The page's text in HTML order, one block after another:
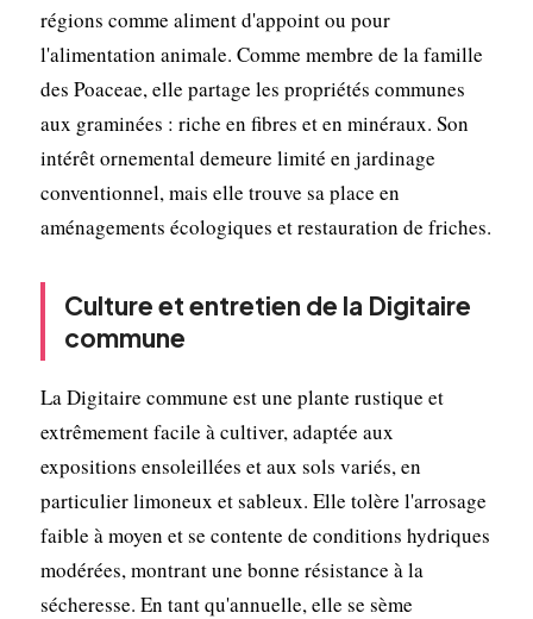
régions comme aliment d'appoint ou pour
l'alimentation animale. Comme membre de la famille
des Poaceae, elle partage les propriétés communes
aux graminées : riche en fibres et en minéraux. Son
intérêt ornemental demeure limité en jardinage
conventionnel, mais elle trouve sa place en
aménagements écologiques et restauration de friches.
Culture et entretien de la Digitaire
commune
La Digitaire commune est une plante rustique et
extrêmement facile à cultiver, adaptée aux
expositions ensoleillées et aux sols variés, en
particulier limoneux et sableux. Elle tolère l'arrosage
faible à moyen et se contente de conditions hydriques
modérées, montrant une bonne résistance à la
sécheresse. En tant qu'annuelle, elle se sème